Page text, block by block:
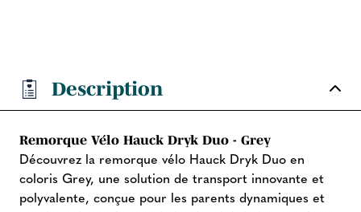
Description
Remorque Vélo Hauck Dryk Duo - Grey
Découvrez la remorque vélo Hauck Dryk Duo en
coloris Grey, une solution de transport innovante et
polyvalente, conçue pour les parents dynamiques et